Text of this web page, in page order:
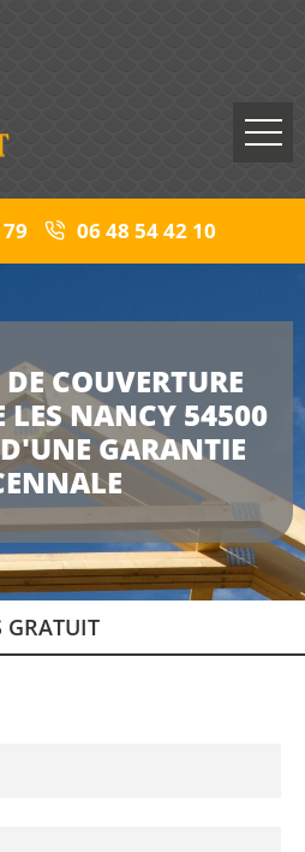
06 48 54 42 10
COUVERTURE
LES NANCY 54500
GARANTIE
GRATUIT